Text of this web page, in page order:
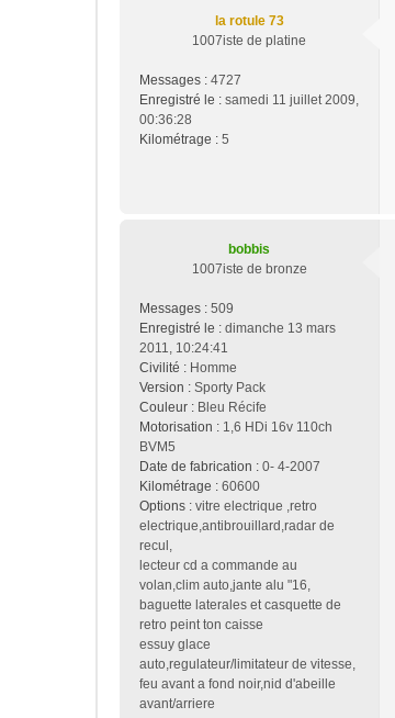
la rotule 73
1007iste de platine
Messages : 4727
Enregistré le : samedi 11 juillet 2009,
00:36:28
Kilométrage : 5
bobbis
1007iste de bronze
Messages : 509
Enregistré le : dimanche 13 mars
2011, 10:24:41
Civilité : Homme
Version : Sporty Pack
Couleur : Bleu Récife
Motorisation : 1,6 HDi 16v 110ch
BVM5
Date de fabrication : 0- 4-2007
Kilométrage : 60600
Options : vitre electrique ,retro
electrique,antibrouillard,radar de
recul,
lecteur cd a commande au
volan,clim auto,jante alu "16,
baguette laterales et casquette de
retro peint ton caisse
essuy glace
auto,regulateur/limitateur de vitesse,
feu avant a fond noir,nid d'abeille
avant/arriere